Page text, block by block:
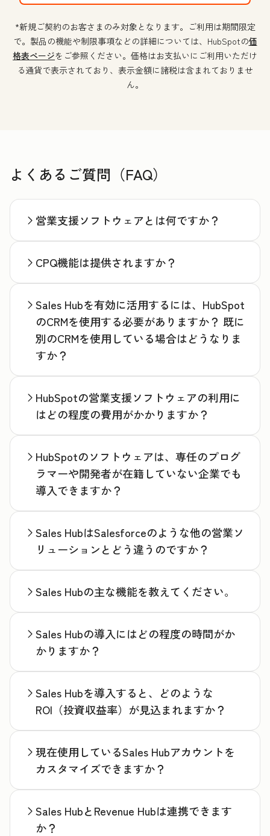
*新規ご契約のお客さまのみ対象となります。ご利用は期間限定
で。製品の機能や制限事項などの詳細については、HubSpotの価
格表ページをご参照ください。価格はお支払いにご利用いただけ
る通貨で表示されており、表示金額に諸税は含まれておりませ
ん。
よくあるご質問（FAQ）
営業支援ソフトウェアとは何ですか？
CPQ機能は提供されますか？
Sales Hubを有効に活用するには、HubSpot
のCRMを使用する必要がありますか？ 既に
別のCRMを使用している場合はどうなりま
すか？
HubSpotの営業支援ソフトウェアの利用に
はどの程度の費用がかかりますか？
HubSpotのソフトウェアは、専任のプログ
ラマーや開発者が在籍していない企業でも
導入できますか？
Sales HubはSalesforceのような他の営業ソ
リューションとどう違うのですか？
Sales Hubの主な機能を教えてください。
Sales Hubの導入にはどの程度の時間がか
かりますか？
Sales Hubを導入すると、どのような
ROI（投資収益率）が見込まれますか？
現在使用しているSales Hubアカウントを
カスタマイズできますか？
Sales HubとRevenue Hubは連携できます
か？